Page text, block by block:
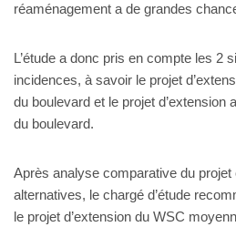
réaménagement a de grandes
L’étude a donc pris en compte les 2
incidences, à savoir le projet
du boulevard et le projet d’extension
du boulevard.
Après analyse comparative du projet
alternatives, le chargé d’étude
le projet d’extension du WSC